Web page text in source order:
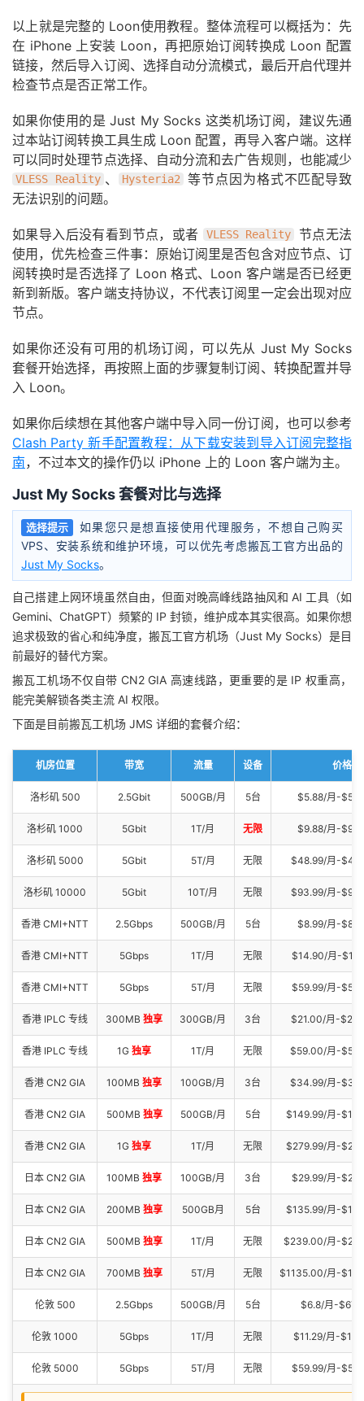
以上就是完整的 Loon使用教程。整体流程可以概括为：先
在 iPhone 上安装 Loon，再把原始订阅转换成 Loon 配置
链接，然后导入订阅、选择自动分流模式，最后开启代理并
检查节点是否正常工作。
如果你使用的是 Just My Socks 这类机场订阅，建议先通
过本站订阅转换工具生成 Loon 配置，再导入客户端。这样
可以同时处理节点选择、自动分流和去广告规则，也能减少
VLESS Reality 、 Hysteria2
等节点因为格式不匹配导致
无法识别的问题。
如果导入后没有看到节点，或者 VLESS Reality
节点无法
使用，优先检查三件事：原始订阅里是否包含对应节点、订
阅转换时是否选择了 Loon 格式、Loon 客户端是否已经更
新到新版。客户端支持协议，不代表订阅里一定会出现对应
节点。
如果你还没有可用的机场订阅，可以先从 Just My Socks
套餐开始选择，再按照上面的步骤复制订阅、转换配置并导
入 Loon。
如果你后续想在其他客户端中导入同一份订阅，也可以参考
Clash Party 新手配置教程：从下载安装到导入订阅完整指
南，不过本文的操作仍以 iPhone 上的 Loon 客户端为主。
Just My Socks 套餐对比与选择
选择提示
如果您只是想直接使用代理服务，不想自己购买
VPS、安装系统和维护环境，可以优先考虑搬瓦工官方出品的
Just My Socks。
自己搭建上网环境虽然自由，但面对晚高峰线路抽风和 AI 工具（如
Gemini、ChatGPT）频繁的 IP 封锁，维护成本其实很高。如果你想
追求极致的省心和纯净度，搬瓦工官方机场（Just My Socks）是目
前最好的替代方案。
搬瓦工机场不仅自带 CN2 GIA 高速线路，更重要的是 IP 权重高，
能完美解锁各类主流 AI 权限。
下面是目前搬瓦工机场 JMS 详细的套餐介绍：
机房位置 带宽 流量 设备 价格
洛杉矶 500 2.5Gbit 500GB/月 5台 $5.88/月-
洛杉矶 1000 5Gbit 1T/月 无限 $9.88/月-
洛杉矶 5000 5Gbit 5T/月 无限 $48.99/月-
洛杉矶 10000 5Gbit 10T/月 无限 $93.99/月-
香港 CMI+NTT 2.5Gbps 500GB/月 5台 $8.99/月-
香港 CMI+NTT 5Gbps 1T/月 无限 $14.90/月-
香港 CMI+NTT 5Gbps 5T/月 无限 $59.99/月-
香港 IPLC 专线 300MB 独享 300GB/月 3台 $21.00/月-
香港 IPLC 专线 1G 独享 1T/月 无限 $59.00/月-
香港 CN2 GIA 100MB 独享 100GB/月 3台 $34.99/月-
香港 CN2 GIA 500MB 独享 500GB/月 5台 $149.99/月-
香港 CN2 GIA 1G 独享 1T/月 无限 $279.99/月-
日本 CN2 GIA 100MB 独享 100GB/月 3台 $29.99/月-
日本 CN2 GIA 200MB 独享 500GB月 5台 $135.99/月-
日本 CN2 GIA 500MB 独享 1T/月 无限 $239.00/月-
日本 CN2 GIA 700MB 独享 5T/月 无限 $1135.00/月-
伦敦 500 2.5Gbps 500GB/月 5台 $6.8/月-
伦敦 1000 5Gbps 1T/月 无限 $11.29/月-
伦敦 5000 5Gbps 5T/月 无限 $59.99/月-